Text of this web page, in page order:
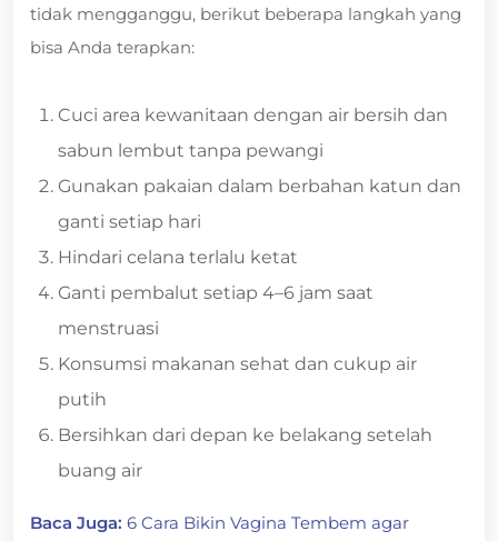
tidak mengganggu, berikut beberapa langkah yang
bisa Anda terapkan:
Cuci area kewanitaan dengan air bersih dan
sabun lembut tanpa pewangi
Gunakan pakaian dalam berbahan katun dan
ganti setiap hari
Hindari celana terlalu ketat
Ganti pembalut setiap 4–6 jam saat
menstruasi
Konsumsi makanan sehat dan cukup air
putih
Bersihkan dari depan ke belakang setelah
buang air
Baca Juga: 6 Cara Bikin Vagina Tembem agar